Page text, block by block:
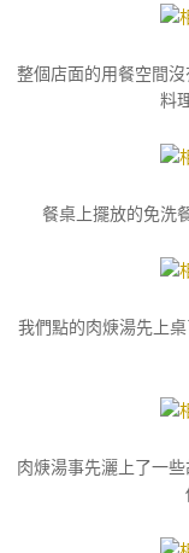
整個店面的用餐空間
料
餐桌上擺放的免洗
我們點的肉焿湯先上
肉焿湯事先灑上了一